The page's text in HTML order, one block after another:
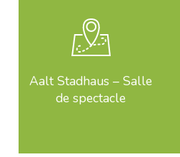
Aalt Stadhaus – Salle
de spectacle